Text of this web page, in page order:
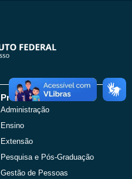
Pró-Reitorias
Administração
Ensino
Extensão
Pesquisa e Pós-Graduação
Gestão de Pessoas